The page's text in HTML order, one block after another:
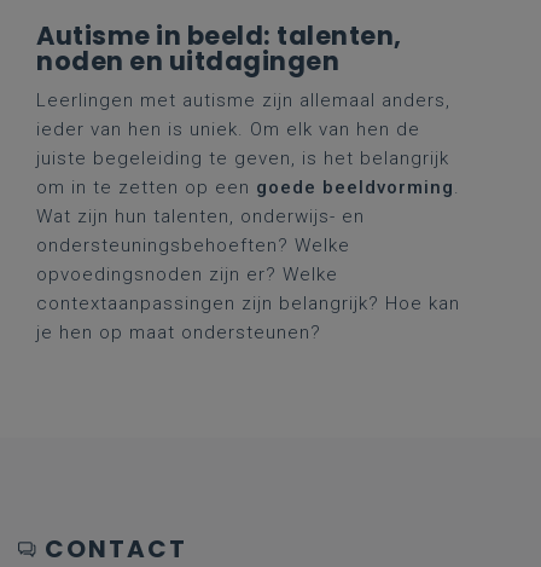
Autisme in beeld: talenten,
noden en uitdagingen
Leerlingen met autisme zijn allemaal anders,
ieder van hen is uniek. Om elk van hen de
juiste begeleiding te geven, is het belangrijk
om in te zetten op een goede beeldvorming.
Wat zijn hun talenten, onderwijs- en
ondersteuningsbehoeften? Welke
opvoedingsnoden zijn er? Welke
contextaanpassingen zijn belangrijk? Hoe kan
je hen op maat ondersteunen?
CONTACT